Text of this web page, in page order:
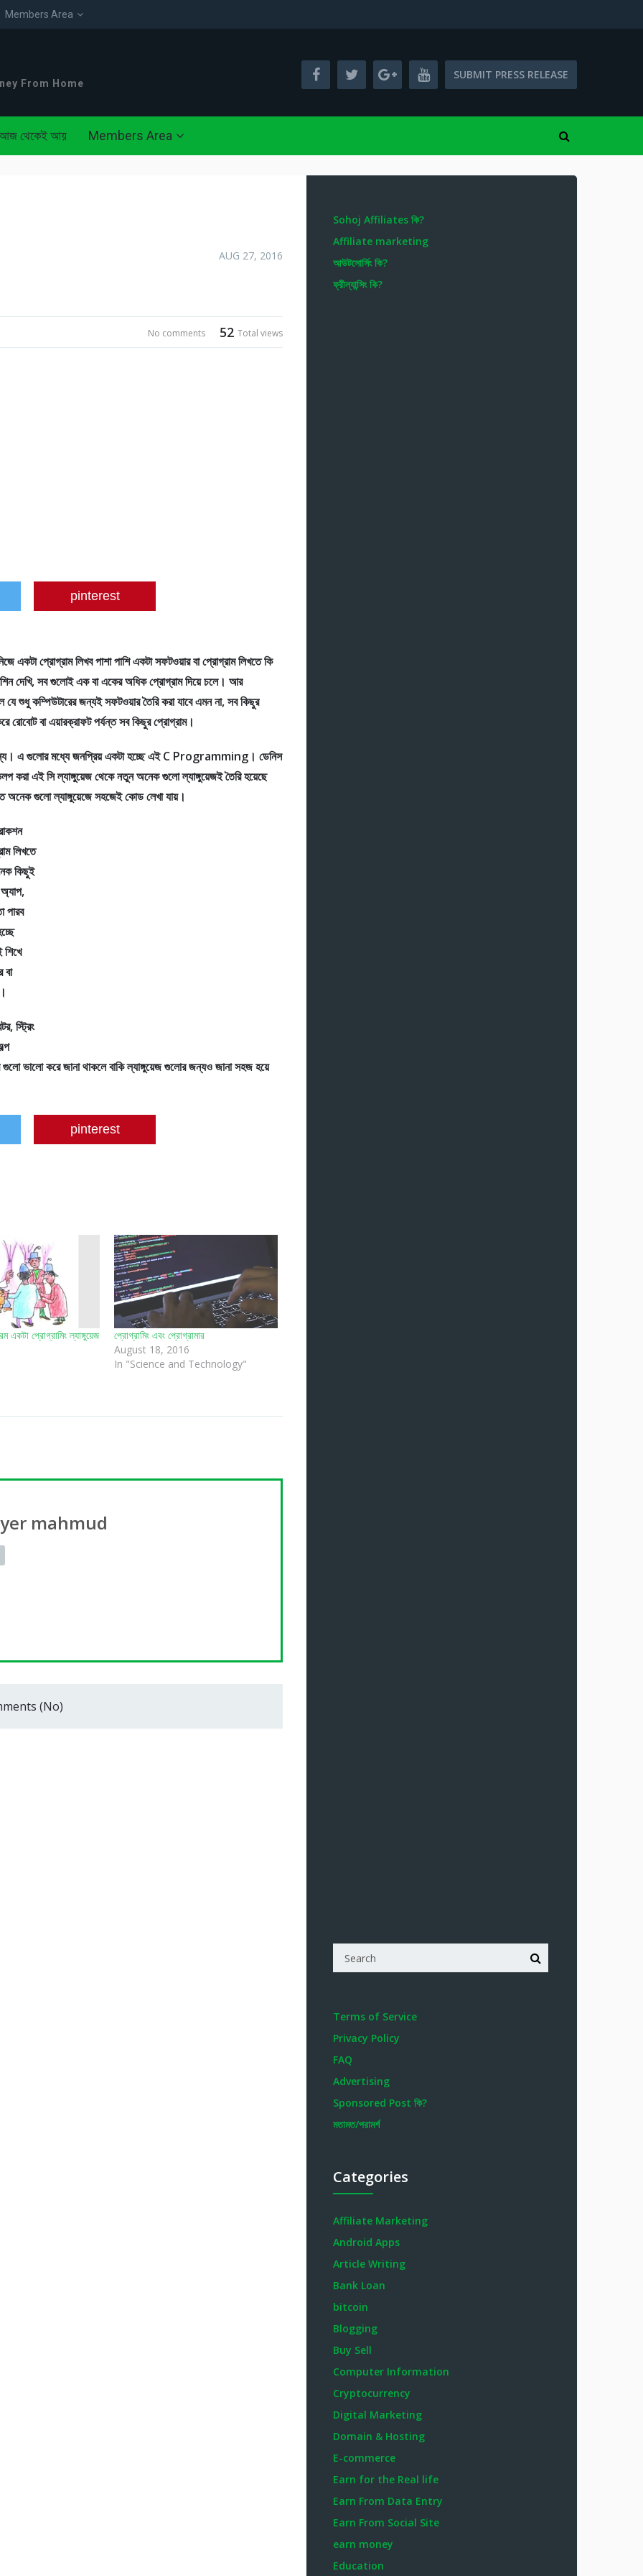
Members Area
From Home
SUBMIT PRESS RELEASE
থেকেই আয় Members Area
AUG 27, 2016
52 Total views
No comments
pinterest
একটা প্রোগ্রাম লিখব পাশা পাশি একটা সফটওয়ার বা প্রোগ্রাম লিখতে কি
দেখি, সব গুলোই এক বা একের অধিক প্রোগ্রাম দিয়ে চলে। আর
যে শুধু কম্পিউটারের জন্যই সফটওয়ার তৈরি করা যাবে এমন না, সব কিছুর
রোবোট বা এয়ারক্রাফট পর্যন্ত সব কিছুর প্রোগ্রাম।
গুলোর মধ্যে জনপ্রিয় একটা হচ্ছে এই C Programming। ডেনিস
করা এই সি ল্যাঙ্গুয়েজ থেকে নতুন অনেক গুলো ল্যাঙ্গুয়েজই তৈরি হয়েছে
অনেক গুলো ল্যাঙ্গুয়েজে সহজেই কোড লেখা যায়।
লিখতে
কিছুই
পারব
শিখে
বা
স্ট্রিং
ভালো করে জানা থাকলে বাকি ল্যাঙ্গুয়েজ গুলোর জন্যও জানা সহজ হয়ে
pinterest
একটা প্রোগ্রামিং ল্যাঙ্গুয়েজ
প্রোগ্রামিং এবং প্রোগ্রামার
August 18, 2016
In "Science and Technology"
mahmud
(No)
Sohoj Affiliates কি?
Affiliate marketing
আউটসোর্সিং কি?
ফ্রীল্যান্সিং কি?
Terms of Service
Privacy Policy
FAQ
Advertising
Sponsored Post কি?
মতামত/পরামর্শ
Categories
Affiliate Marketing
Android Apps
Article Writing
Bank Loan
bitcoin
Blogging
Buy Sell
Computer Information
Cryptocurrency
Digital Marketing
Domain & Hosting
E-commerce
Earn for the Real life
Earn From Data Entry
Earn From Social Site
earn money
Education